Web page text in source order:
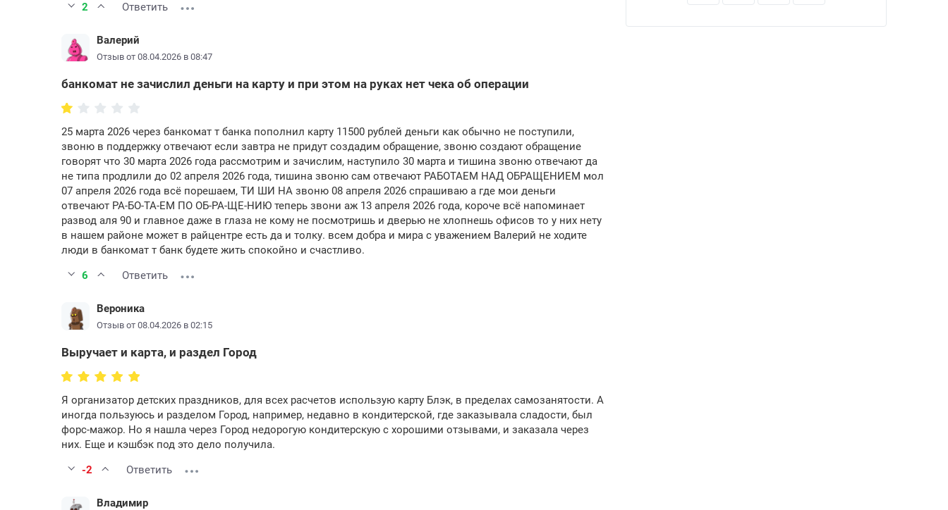
2
Ответить
Валерий
Отзыв от 08.04.2026 в 08:47
банкомат не зачислил деньги на карту и при этом на руках нет чека об операции
25 марта 2026 через банкомат т банка пополнил карту 11500 рублей деньги как обычно не поступили,
звоню в поддержку отвечают если завтра не придут создадим обращение, звоню создают обращение
говорят что 30 марта 2026 года рассмотрим и зачислим, наступило 30 марта и тишина звоню отвечают да
не типа продлили до 02 апреля 2026 года, тишина звоню сам отвечают РАБОТАЕМ НАД ОБРАЩЕНИЕМ мол
07 апреля 2026 года всё порешаем, ТИ ШИ НА звоню 08 апреля 2026 спрашиваю а где мои деньги
отвечают РА-БО-ТА-ЕМ ПО ОБ-РА-ЩЕ-НИЮ теперь звони аж 13 апреля 2026 года, короче всё напоминает
развод аля 90 и главное даже в глаза не кому не посмотришь и дверью не хлопнешь офисов то у них нету
в нашем районе может в райцентре есть да и толку. всем добра и мира с уважением Валерий не ходите
люди в банкомат т банк будете жить спокойно и счастливо.
6
Ответить
Вероника
Отзыв от 08.04.2026 в 02:15
Выручает и карта, и раздел Город
Я организатор детских праздников, для всех расчетов использую карту Блэк, в пределах самозанятости. А
иногда пользуюсь и разделом Город, например, недавно в кондитерской, где заказывала сладости, был
форс-мажор. Но я нашла через Город недорогую кондитерскую с хорошими отзывами, и заказала через
них. Еще и кэшбэк под это дело получила.
-2
Ответить
Владимир